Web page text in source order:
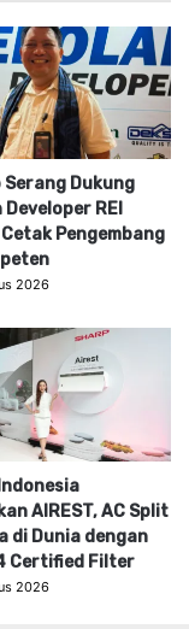
Serang Dukung
Developer REI
Pengembang
2026
AIREST, AC Split
di Dunia dengan
Certified Filter
2026